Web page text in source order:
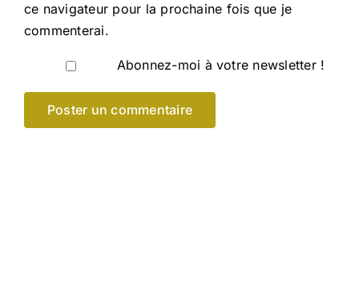
ce navigateur pour la prochaine fois que je
commenterai.
Abonnez-moi à votre newsletter !